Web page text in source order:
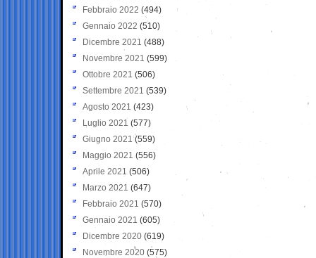
Febbraio 2022 (494)
Gennaio 2022 (510)
Dicembre 2021 (488)
Novembre 2021 (599)
Ottobre 2021 (506)
Settembre 2021 (539)
Agosto 2021 (423)
Luglio 2021 (577)
Giugno 2021(559)
Maggio 2021 (556)
Aprile 2021 (506)
Marzo 2021 (647)
Febbraio 2021 (570)
Gennaio 2021 (605)
Dicembre 2020 (619)
Novembre 2020 (575)